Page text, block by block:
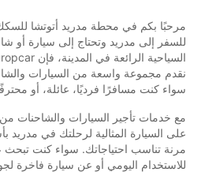
مرحبًا بكم في محطة مدريد أتوتشا
للسفر إلى مدريد وتحتاج إلى سيارة أو
نقدم مجموعة واسعة من السيارات
سواء كنت مسافرًا فرديًا، عائلة، أو
على السيارة المثالية لرحلتك في مدريد
مرنة تناسب احتياجاتك. سواء كنت تبحث
للاستخدام اليومي أو عن سيارة فاخرة